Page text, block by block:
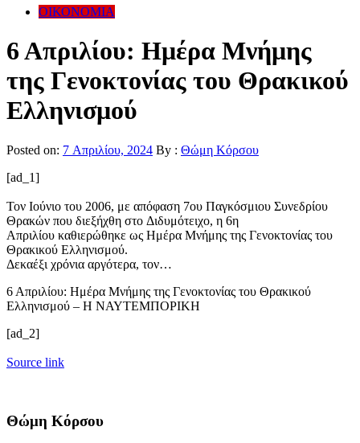
ΟΙΚΟΝΟΜΙΑ
6 Απριλίου: Ημέρα Μνήμης
της Γενοκτονίας του Θρακικού
Ελληνισμού
Posted on: 7 Απριλίου, 2024 By : Θώμη Κόρσου
[ad_1]
Τον Ιούνιο του 2006, με απόφαση 7ου Παγκόσμιου Συνεδρίου
Θρακών που διεξήχθη στο Διδυμότειχο, η 6η
Απριλίου καθιερώθηκε ως Ημέρα Μνήμης της Γενοκτονίας του
Θρακικού Ελληνισμού.
Δεκαέξι χρόνια αργότερα, τον…
6 Απριλίου: Ημέρα Μνήμης της Γενοκτονίας του Θρακικού
Ελληνισμού – Η ΝΑΥΤΕΜΠΟΡΙΚΗ
[ad_2]
Source link
Θώμη Κόρσου